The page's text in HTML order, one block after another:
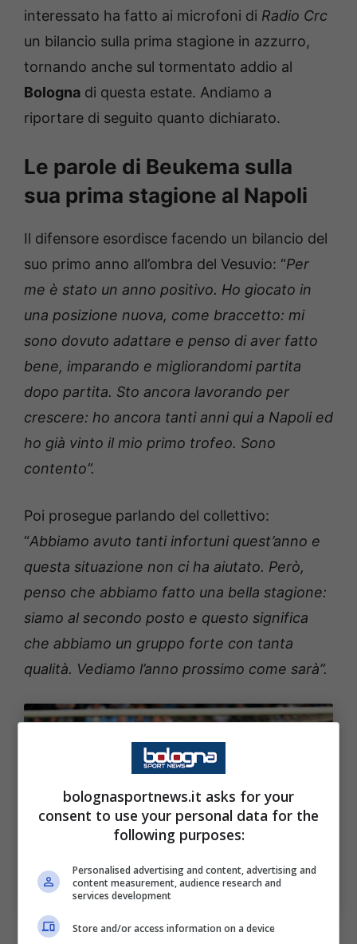
interessato ha fatto ai microfoni di Radio Crc
un bilancio sulla prima stagione in azzurro,
tornando anche sul tormentato addio al
Bologna di questa estate. Andiamo a
riportare di seguito quanto dichiarato.
Le parole di Beukema sulla
sua prima stagione al Napoli
Il difensore esordisce facendo un bilancio del
suo primo anno all’ombra del Vesuvio: “Per
me è stato un anno positivo. Ho giocato in
una posizione nuova, come braccetto: mi
sono dovuto adattare e penso di aver fatto
bene, imparando e migliorandomi partita
dopo partita. Sto ancora lavorando per
crescere: ho ancora tanti anni qui a Napoli ed
ho già vinto il mio primo trofeo. Sono
contento”.
Poi prosegue parlando del collettivo:
“Abbiamo avuto tanti infortuni quest’anno e
questa situazione non ci ha aiutato. Però,
penso che abbiamo fatto una bella stagione:
siamo al secondo posto e questo significa
che abbiamo un gruppo forte con tanta
qualità. Vediamo l’anno prossimo come sarà”.
Le parole di Beukema sulla sua prima stagione al Napoli.
Bologna Sport News (Foto di Francesco Pecoraro/Getty
Images Via OneFootball)
Sull’aspetto tattico e la comunicazione: “
bolognasportnews.it asks for your
consent to use your personal data for the
following purposes:
Personalised advertising and content, advertising and
content measurement, audience research and
services development
Store and/or access information on a device